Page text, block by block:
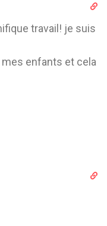
travail! je suis
enfants et cela